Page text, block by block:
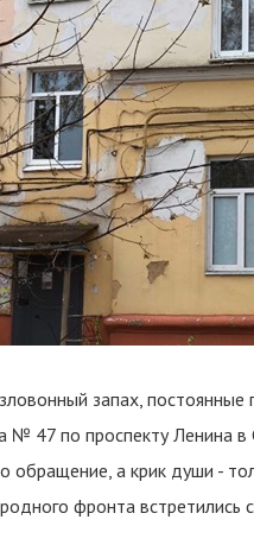
запах, постоянные
47 по проспекту Ленина в
обращение, а крик души -
фронта